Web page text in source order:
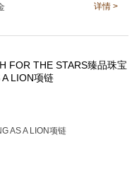
光辉的珠宝作品，演绎
列巧妙融合华丽与轻
现对比之美。系列中
还是镶嵌鲜明的彩色
柏丽尔·香奈儿的三个
狮子。
详情 >
FOR THE STARS臻品珠宝
LION项链
AS A LION项链